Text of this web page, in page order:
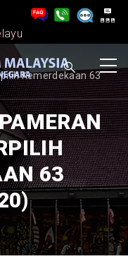
Kemerdekaan 63
63